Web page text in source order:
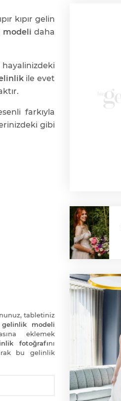
kıpır gelin
modeli daha
hayalinizdeki
ile evet
farkıyla
gibi
tabletiniz
gelinlik modeli
eklemek
fotoğrafını
bu gelinlik